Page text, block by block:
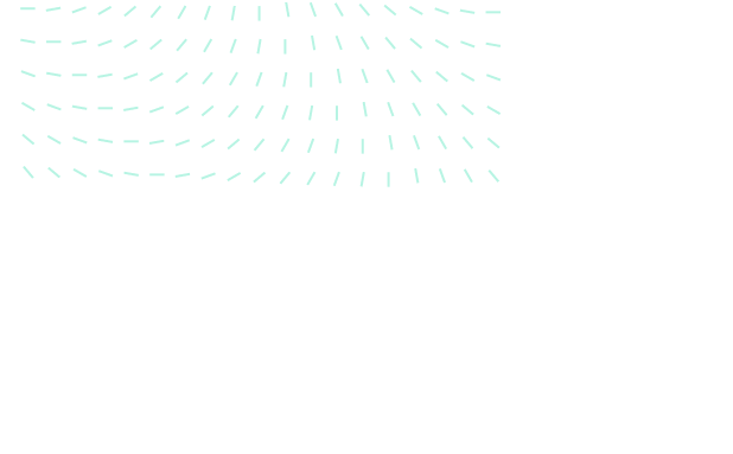
einem Unfall wieder in ihren ursprünglichen
Zustand gebracht wird.